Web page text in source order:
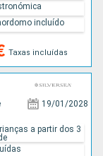
Taxas incluídas
incluído
19/01/2028
a partir dos 3